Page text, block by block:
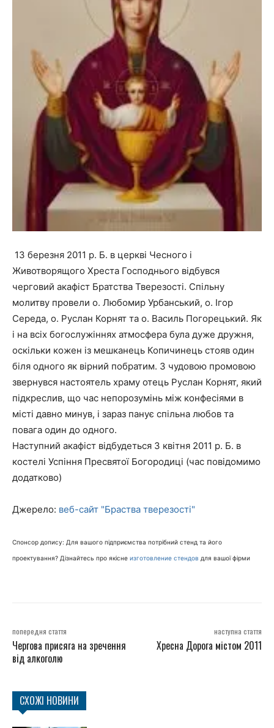
13 березня 2011 р. Б. в церкві Чесного і
Животворящого Хреста Господнього відбувся
черговий акафіст Братства Тверезості. Спільну
молитву провели о. Любомир Урбанський, о. Ігор
Середа, о. Руслан Корнят та о. Василь Погорецький. Як
і на всіх богослужіннях атмосфера була дуже дружня,
оскільки кожен із мешканець Копичинець стояв один
біля одного як вірний побратим. З чудовою промовою
звернувся настоятель храму отець Руслан Корнят, який
підкреслив, що час непорозумінь між конфесіями в
місті давно минув, і зараз панує спільна любов та
повага один до одного.
Наступний акафіст відбудеться 3 квітня 2011 р. Б. в
костелі Успіння Пресвятої Богородиці (час повідомимо
додатково)
Джерело: веб-сайт "Браства тверезості"
Спонсор допису: Для вашого підприємства потрібний стенд та його
проектування? Дізнайтесь про якісне изготовление стендов для вашої фірми
попередня стаття
Чергова присяга на зречення
від алкоголю
наступна стаття
Хресна Дорога містом 2011
СХОЖІ НОВИНИ